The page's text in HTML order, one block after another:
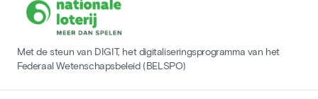
Met de steun van DIGIT, het digitaliseringsprogramma van het
Federaal Wetenschapsbeleid (BELSPO)